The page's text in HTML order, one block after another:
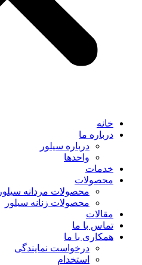
خانه
درباره ما
درباره سیلور
واحدها
خدمات
محصولات
محصولات مردانه سیلور
محصولات زنانه سیلور
مقالات
تماس با ما
همکاری با ما
درخواست نمایندگی
استخدام